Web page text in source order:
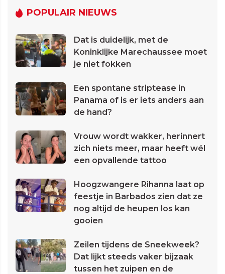
POPULAIR NIEUWS
Dat is duidelijk, met de
Koninklijke Marechaussee moet
je niet fokken
Een spontane striptease in
Panama of is er iets anders aan
de hand?
Vrouw wordt wakker, herinnert
zich niets meer, maar heeft wél
een opvallende tattoo
Hoogzwangere Rihanna laat op
feestje in Barbados zien dat ze
nog altijd de heupen los kan
gooien
Zeilen tijdens de Sneekweek?
Dat lijkt steeds vaker bijzaak
tussen het zuipen en de